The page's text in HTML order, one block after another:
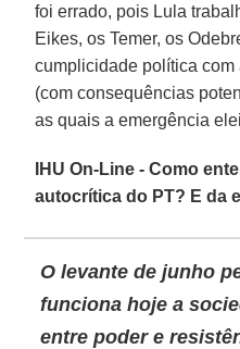
foi errado, pois Lula
Eikes, os Temer, os
cumplicidade política
(com consequências
as quais a emergência
IHU On-Line - Como
autocrítica do PT? E da
O levante de junho
funciona hoje a
entre poder e